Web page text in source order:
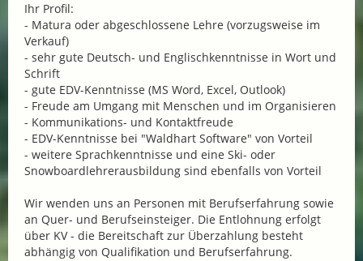
Ihr Profil:
- Matura oder abgeschlossene Lehre (vorzugsweise im
Verkauf)
- sehr gute Deutsch- und Englischkenntnisse in Wort und
Schrift
- gute EDV-Kenntnisse (MS Word, Excel, Outlook)
- Freude am Umgang mit Menschen und im Organisieren
- Kommunikations- und Kontaktfreude
- EDV-Kenntnisse bei "Waldhart Software" von Vorteil
- weitere Sprachkenntnisse und eine Ski- oder
Snowboardlehrerausbildung sind ebenfalls von Vorteil
Wir wenden uns an Personen mit Berufserfahrung sowie
an Quer- und Berufseinsteiger. Die Entlohnung erfolgt
über KV - die Bereitschaft zur Überzahlung besteht
abhängig von Qualifikation und Berufserfahrung.